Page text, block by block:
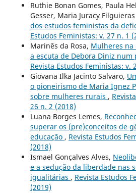
Ruthie Bonan Gomes, Paula
Gesser, Maria Juracy
dos estudos feministas da
Estudos Feministas: v. 27 n. 1
Marinês da Rosa, Mulheres na
a escuta de Debora Diniz
Revista Estudos Feministas: v.
Giovana Ilka Jacinto Salvaro,
o pioneirismo de Maria Ignez
sobre mulheres rurais ,
26 n. 2 (2018)
Luana Borges Lemes,
superar os (pre)conceitos de
educação , Revista Estudos
(2018)
Ismael Gonçalves Alves,
e a sedução da liberdade nas
igualitárias , Revista Estudos
(2019)